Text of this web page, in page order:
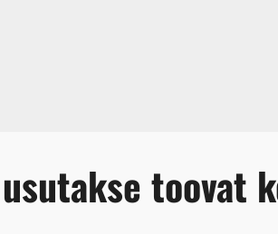
toovat